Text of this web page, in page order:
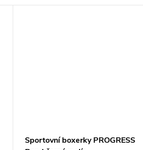
Sportovní boxerky PROGRESS